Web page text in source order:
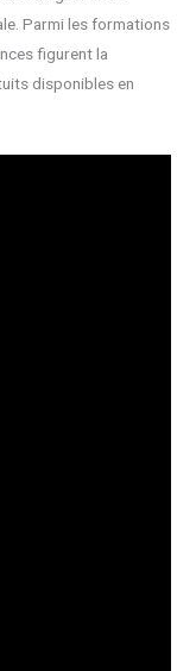
Parmi les formations
figurent la
disponibles en